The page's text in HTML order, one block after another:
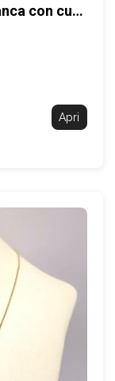
Collana maglia corda gialla e bianca con cuore in SCONTO
Apri